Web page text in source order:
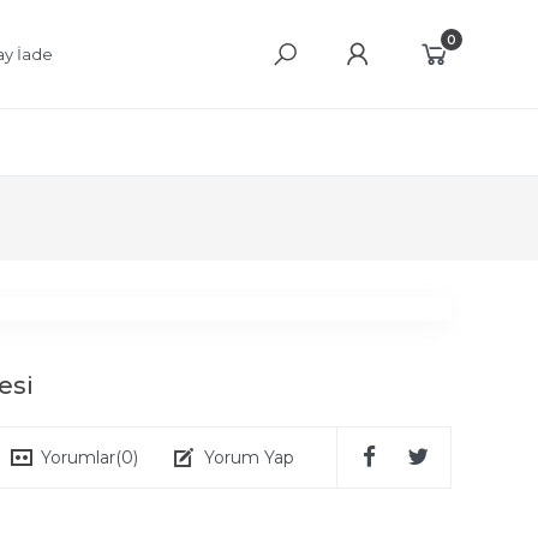
İade
0
Yorumlar(0) Yorum Yap